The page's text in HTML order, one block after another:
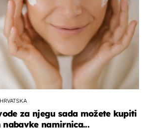
za njegu sada možete kupiti
namirnica...